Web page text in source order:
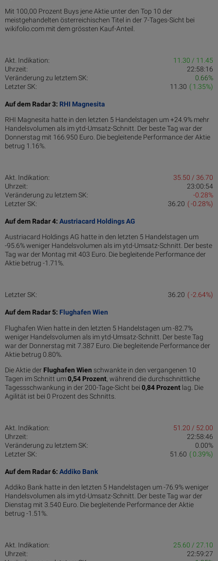
Mit 100,00 Prozent Buys jene Aktie unter den Top 10 der
meistgehandelten österreichischen Titel in der 7-Tages-Sicht bei
wikifolio.com mit dem grössten Kauf-Anteil.
Akt. Indikation:
11.30 / 11.45
Uhrzeit:
22:58:16
Veränderung zu letztem SK:
0.66%
Letzter SK:
( 1.35%)
11.30
Auf dem Radar 3: RHI Magnesita
RHI Magnesita hatte in den letzten 5 Handelstagen um +24.9% mehr
Handelsvolumen als im ytd-Umsatz-Schnitt. Der beste Tag war der
Donnerstag mit 166.950 Euro. Die begleitende Performance der Aktie
betrug 1.16%.
Akt. Indikation:
35.50 / 36.70
Uhrzeit:
23:00:54
Veränderung zu letztem SK:
-0.28%
Letzter SK:
( -0.28%)
36.20
Auf dem Radar 4: Austriacard Holdings AG
Austriacard Holdings AG hatte in den letzten 5 Handelstagen um
-95.6% weniger Handelsvolumen als im ytd-Umsatz-Schnitt. Der beste
Tag war der Montag mit 403 Euro. Die begleitende Performance der
Aktie betrug -1.71%.
Letzter SK: ( -2.64%)
36.20
Auf dem Radar 5: Flughafen Wien
Flughafen Wien hatte in den letzten 5 Handelstagen um -82.7%
weniger Handelsvolumen als im ytd-Umsatz-Schnitt. Der beste Tag
war der Donnerstag mit 7.387 Euro. Die begleitende Performance der
Aktie betrug 0.80%.
Die Aktie der Flughafen Wien schwankte in den vergangenen 10
Tagen im Schnitt um0,54 Pro­zent, während die durchschnittliche
Tagessschwankung in der 200-Tage-Sicht bei 0,84 Prozent lag. Die
Agilität ist bei 0 Prozent des Schnitts.
Akt. Indikation:
51.20 / 52.00
Uhrzeit:
22:58:46
Veränderung zu letztem SK:
0.00%
Letzter SK:
( 0.39%)
51.60
Auf dem Radar 6: Addiko Bank
Addiko Bank hatte in den letzten 5 Handelstagen um -76.9% weniger
Handelsvolumen als im ytd-Umsatz-Schnitt. Der beste Tag war der
Dienstag mit 3.540 Euro. Die begleitende Performance der Aktie
betrug -1.51%.
Akt. Indikation:
25.60 / 27.10
Uhrzeit:
22:59:27